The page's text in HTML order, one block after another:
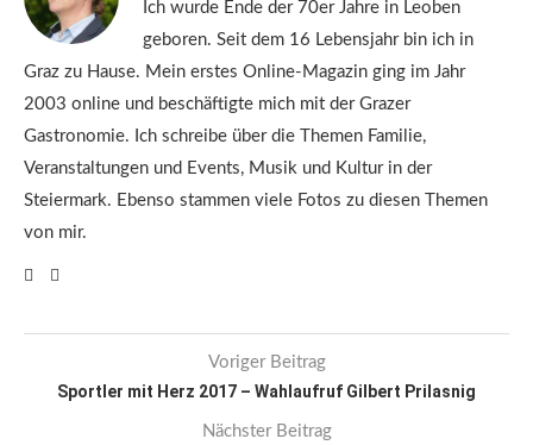
Ich wurde Ende der 70er Jahre in Leoben
geboren. Seit dem 16 Lebensjahr bin ich in
Graz zu Hause. Mein erstes Online-Magazin ging im Jahr
2003 online und beschäftigte mich mit der Grazer
Gastronomie. Ich schreibe über die Themen Familie,
Veranstaltungen und Events, Musik und Kultur in der
Steiermark. Ebenso stammen viele Fotos zu diesen Themen
von mir.
Voriger Beitrag
Sportler mit Herz 2017 – Wahlaufruf Gilbert Prilasnig
Nächster Beitrag